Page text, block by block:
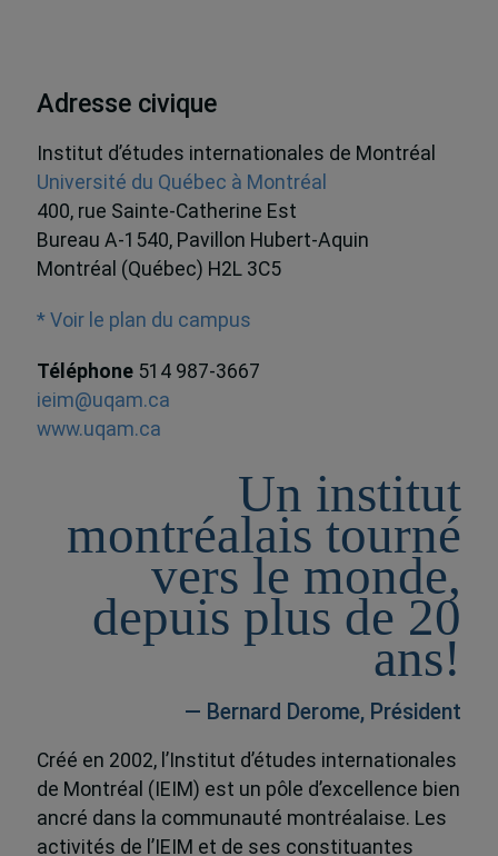
Adresse civique
Institut d’études internationales de Montréal
Université du Québec à Montréal
400, rue Sainte-Catherine Est
Bureau A-1540, Pavillon Hubert-Aquin
Montréal (Québec) H2L 3C5
* Voir le plan du campus
Téléphone 514 987-3667
ieim@uqam.ca
www.uqam.ca
Un institut
montréalais tourné
vers le monde,
depuis plus de 20
ans!
— Bernard Derome, Président
Créé en 2002, l’Institut d’études internationales
de Montréal (IEIM) est un pôle d’excellence bien
ancré dans la communauté montréalaise. Les
activités de l’IEIM et de ses constituantes